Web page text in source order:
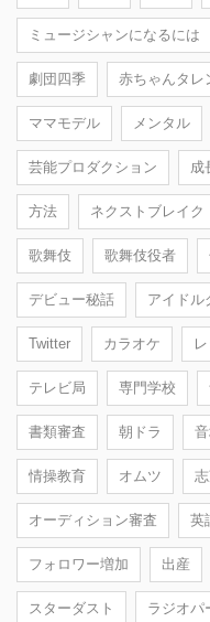
ミュージシャンになるには
劇団四季 赤ちゃんタレ
ママモデル メンタル
芸能プロダクション 成
方法 ネクストブレイク
歌舞伎 歌舞伎役者
デビュー秘話 アイドル
Twitter カラオケ
テレビ局 専門学校
書類審査 朝ドラ
情操教育 オムツ
オーディション審査 英
フォロワー増加 出産
スターダスト ラジオパ